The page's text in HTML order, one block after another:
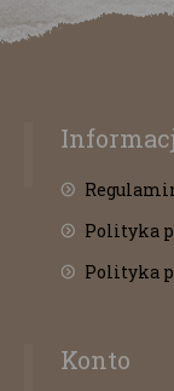
Polityka
Polityka
Konto